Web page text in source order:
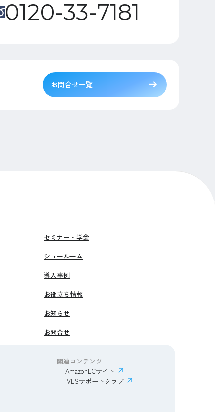
0120-33-7181
お問合せ一覧
セミナー・学会
ショールーム
導入事例
お役立ち情報
お知らせ
お問合せ
関連コンテンツ
AmazonECサイト
IVESサポートクラブ